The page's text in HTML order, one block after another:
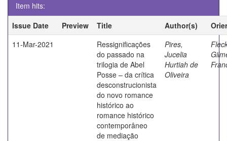
Item hits:
Issue Date
Preview Title Author(s)
11-Mar-2021
Ressignificações
do passado na
trilogia de Abel
Posse – da crítica
desconstrucionista
do novo romance
histórico ao
romance histórico
contemporâneo
de mediação
Pires,
Jucelia
Hurtiah de
Oliveira